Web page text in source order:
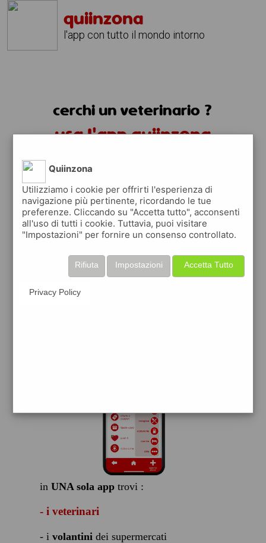
quiinzona
l'app con tutto il mondo intorno
cerchi un veterinario ?
usa l'app quiinzona
trovi i veterinari
scarica gratis
in UNA sola apptrovi :
- i veterinari
- i volantinidei supermercati
Quiinzona
Utilizziamo i cookie per offrirti l'esperienza di
navigazione più pertinente, ricordando le tue
preferenze. Cliccando su "Accetta tutto", acconsenti
all'uso di tutti i cookie. Tuttavia, puoi visitare
"Impostazioni" per fornire un consenso controllato.
Accetta Tutto
Impostazioni
Rifiuta
Privacy Policy